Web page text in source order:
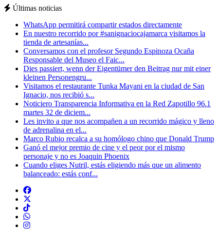
Últimas noticias
WhatsApp permitirá compartir estados directamente
En nuestro recorrido por #sanignaciocajamarca visitamos la
tienda de artesanías...
Conversamos con el profesor Segundo Espinoza Ocaña
Responsable del Museo el Faic...
Dies passiert, wenn der Eigentümer den Beitrag nur mit einer
kleinen Personengru...
Visitamos el restaurante Tunka Mayani en la ciudad de San
Ignacio, nos recibió s...
Noticiero Transparencia Informativa en la Red Zapotillo 96.1
martes 32 de diciem...
Les invito a que nos acompañen a un recorrido mágico y lleno
de adrenalina en el...
Marco Rubio recalca a su homólogo chino que Donald Trump
Ganó el mejor premio de cine y el peor por el mismo
personaje y no es Joaquin Phoenix
Cuando eliges Nutril, estás eligiendo más que un alimento
balanceado: estás conf...